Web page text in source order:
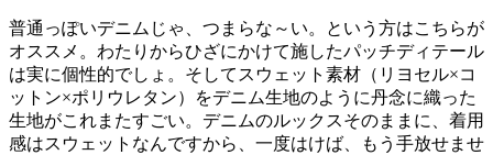
普通っぽいデニムじゃ、つまらな～い。という方はこちらが
オススメ。わたりからひざにかけて施したパッチディテール
は実に個性的でしょ。そしてスウェット素材（リヨセル×コ
ットン×ポリウレタン）をデニム生地のように丹念に織った
生地がこれまたすごい。デニムのルックスそのままに、着用
感はスウェットなんですから、一度はけば、もう手放せませ